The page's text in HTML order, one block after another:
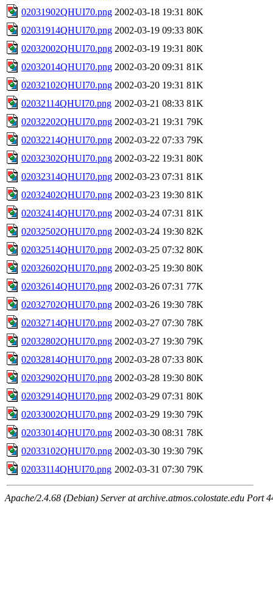
02031902QHUI70.png 2002-03-18 19:31 80K
02031914QHUI70.png 2002-03-19 09:33 80K
02032002QHUI70.png 2002-03-19 19:31 80K
02032014QHUI70.png 2002-03-20 09:31 81K
02032102QHUI70.png 2002-03-20 19:31 81K
02032114QHUI70.png 2002-03-21 08:33 81K
02032202QHUI70.png 2002-03-21 19:31 79K
02032214QHUI70.png 2002-03-22 07:33 79K
02032302QHUI70.png 2002-03-22 19:31 80K
02032314QHUI70.png 2002-03-23 07:31 81K
02032402QHUI70.png 2002-03-23 19:30 81K
02032414QHUI70.png 2002-03-24 07:31 81K
02032502QHUI70.png 2002-03-24 19:30 82K
02032514QHUI70.png 2002-03-25 07:32 80K
02032602QHUI70.png 2002-03-25 19:30 80K
02032614QHUI70.png 2002-03-26 07:31 77K
02032702QHUI70.png 2002-03-26 19:30 78K
02032714QHUI70.png 2002-03-27 07:30 78K
02032802QHUI70.png 2002-03-27 19:30 79K
02032814QHUI70.png 2002-03-28 07:33 80K
02032902QHUI70.png 2002-03-28 19:30 80K
02032914QHUI70.png 2002-03-29 07:31 80K
02033002QHUI70.png 2002-03-29 19:30 79K
02033014QHUI70.png 2002-03-30 08:31 78K
02033102QHUI70.png 2002-03-30 19:30 79K
02033114QHUI70.png 2002-03-31 07:30 79K
Apache/2.4.68 (Debian) Server at archive.atmos.colostate.edu Port